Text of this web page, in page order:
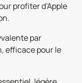
profiter d’Apple
par
efficace pour le